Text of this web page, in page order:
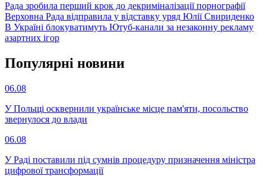
Рада зробила перший крок до декриміналізації порнографії
Верховна Рада відправила у відставку уряд Юлії Свириденко
В Україні блокуватимуть Ютуб-канали за незаконну рекламу
азартних ігор
Популярнi новини
06.08
У Польщі осквернили українське місце пам'яти, посольство
звернулося до влади
06.08
У Раді поставили під сумнів процедуру призначення міністра
цифрової трансформації